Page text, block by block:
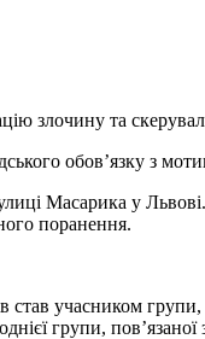
злочину та
обов’язку з
Масарика у
поранення.
учасником групи,
групи,